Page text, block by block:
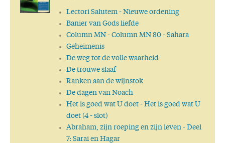
Lectori Salutem- Nieuwe ordening
Banier van Gods liefde
Column MN- Column MN 80 - Sahara
Geheimenis
De weg tot de volle waarheid
De trouwe slaaf
Ranken aan de wijnstok
De dagen van Noach
Het is goed wat U doet- Het is goed wat U
doet (4 - slot)
Abraham, zijn roeping en zijn leven- Deel
7: Sarai en Hagar